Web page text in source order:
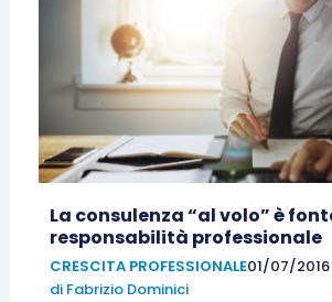
La consulenza “al volo” è
responsabilità professionale
CRESCITA PROFESSIONALE01/07/2016
di Fabrizio Dominici